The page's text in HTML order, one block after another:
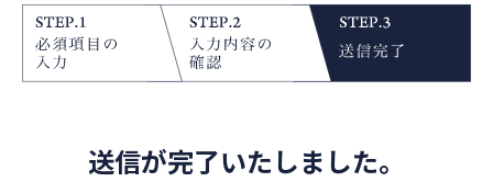
送信が完了いたしました。